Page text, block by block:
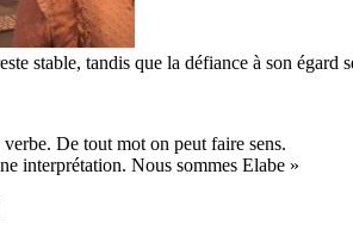
stable, tandis que la défiance à son
De tout mot on peut faire sens.
interprétation. Nous sommes Elabe »